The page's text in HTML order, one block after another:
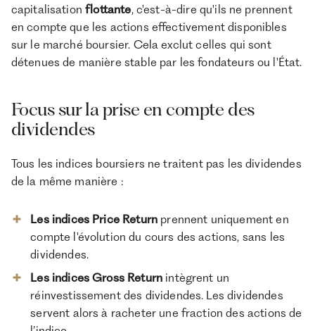
capitalisationflottante, c'est-à-dire qu'ils ne prennent
en compte que les actions effectivement disponibles
sur le marché boursier. Cela exclut celles qui sont
détenues de manière stable par les fondateurs ou l'État.
Focus sur la prise en compte des
dividendes
Tous les indices boursiers ne traitent pas les dividendes
de la même manière :
Les indices Price Return prennent uniquement en
compte l'évolution du cours des actions, sans les
dividendes.
Les indices Gross Return intègrent un
réinvestissement des dividendes. Les dividendes
servent alors à racheter une fraction des actions de